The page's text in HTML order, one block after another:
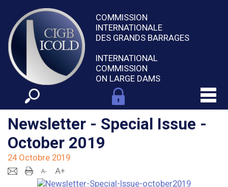
COMMISSION
INTERNATIONALE
DES GRANDS BARRAGES
INTERNATIONAL
COMMISSION
ON LARGE DAMS
Newsletter - Special Issue -
October 2019
24 Octobre 2019